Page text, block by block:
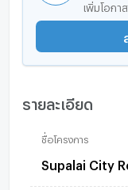
เพิ่มโอกา
รายละเอียด
ชื่อโครงการ
Supalai City